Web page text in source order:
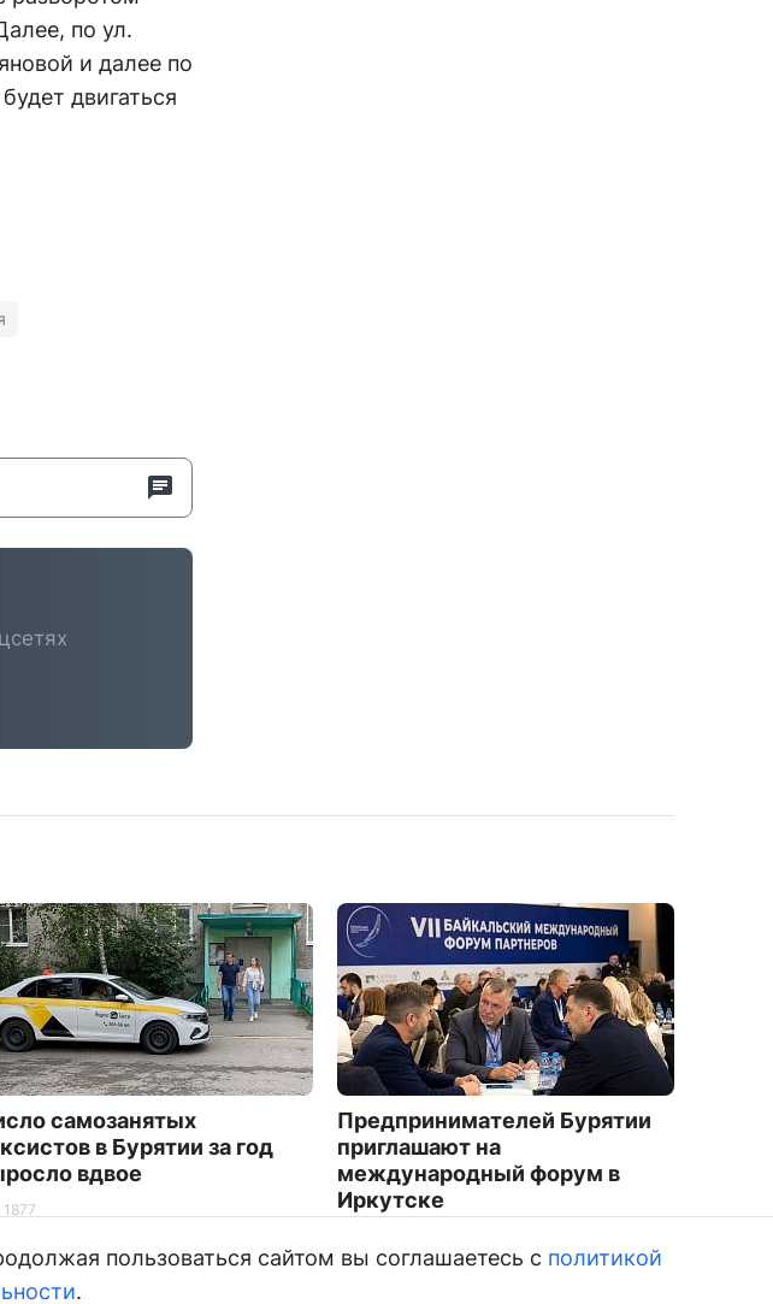
по ул.
и далее по
двигаться
самозанятых
в Бурятии за год
вдвое
1877
Предпринимателей Бурятии
приглашают на
международный форум в
Иркутске
пользоваться сайтом вы соглашаетесь с политикой
.